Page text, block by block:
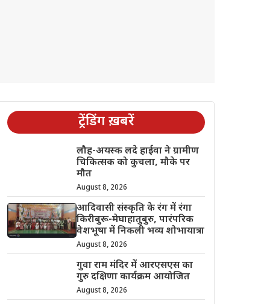
ट्रेंडिंग ख़बरें
लौह-अयस्क लदे हाईवा ने ग्रामीण
चिकित्सक को कुचला, मौके पर
मौत
August 8, 2026
आदिवासी संस्कृति के रंग में रंगा
किरीबुरू-मेघाहातुबुरु, पारंपरिक
वेशभूषा में निकली भव्य शोभायात्रा
August 8, 2026
गुवा राम मंदिर में आरएसएस का
गुरु दक्षिणा कार्यक्रम आयोजित
August 8, 2026